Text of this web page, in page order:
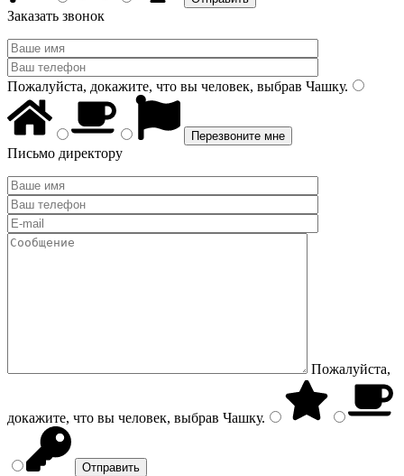
Заказать звонок
Пожалуйста, докажите, что вы человек, выбрав Чашку.
Письмо директору
Пожалуйста,
докажите, что вы человек, выбрав Чашку.